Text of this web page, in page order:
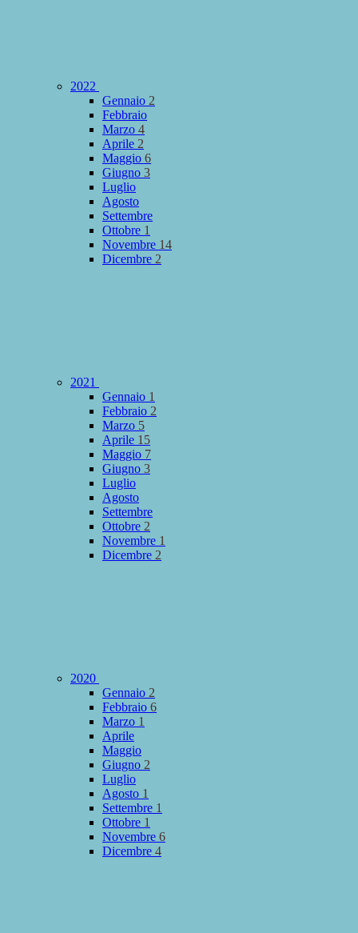
2022
Gennaio 2
Febbraio
Marzo 4
Aprile 2
Maggio 6
Giugno 3
Luglio
Agosto
Settembre
Ottobre 1
Novembre 14
Dicembre 2
2021
Gennaio 1
Febbraio 2
Marzo 5
Aprile 15
Maggio 7
Giugno 3
Luglio
Agosto
Settembre
Ottobre 2
Novembre 1
Dicembre 2
2020
Gennaio 2
Febbraio 6
Marzo 1
Aprile
Maggio
Giugno 2
Luglio
Agosto 1
Settembre 1
Ottobre 1
Novembre 6
Dicembre 4